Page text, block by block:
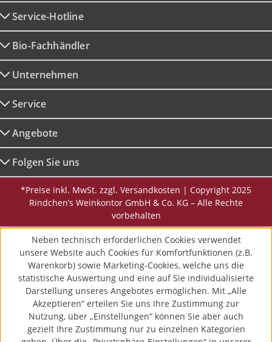
Service-Hotline
Bio-Fachhändler
Unternehmen
Service
Angebote
Folgen Sie uns
*Preise inkl. MwSt. zzgl. Versandkosten | Copyright 2025
Rindchen’s Weinkontor GmbH & Co. KG – Alle Rechte
vorbehalten
Neben technisch erforderlichen Cookies verwendet
unsere Website auch Cookies für Komfortfunktionen (z.B.
Warenkorb) sowie Marketing-Cookies, welche uns die
statistische Auswertung und eine auf Sie individualisierte
Darstellung unseres Angebotes ermöglichen. Mit „Alle
Akzeptieren“ erteilen Sie uns Ihre Zustimmung zur
Nutzung, über „Einstellungen“ können Sie aber auch
gezielt Ihre Zustimmung nur zu einzelnen Kategorien